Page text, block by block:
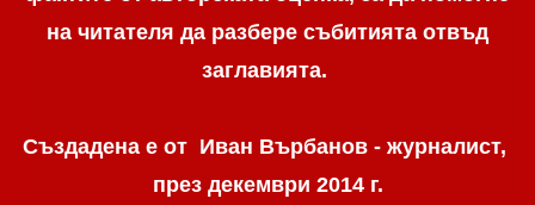
на читателя да разбере събитията отвъд
заглавията.
Създадена е от Иван Върбанов - журналист,
през декември 2014 г.